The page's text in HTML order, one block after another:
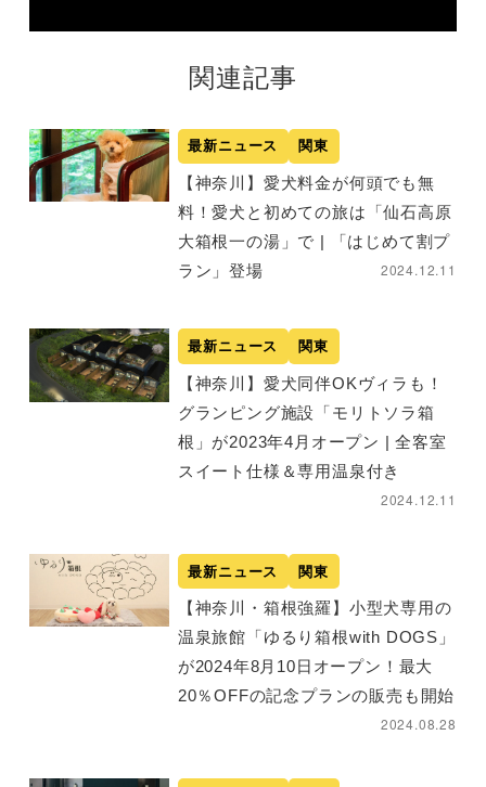
関連記事
最新ニュース 関東
【神奈川】愛犬料金が何頭でも無
料！愛犬と初めての旅は「仙石高原
大箱根一の湯」で | 「はじめて割プ
ラン」登場
2024.12.11
最新ニュース 関東
【神奈川】愛犬同伴OKヴィラも！
グランピング施設「モリトソラ箱
根」が2023年4月オープン | 全客室
スイート仕様＆専用温泉付き
2024.12.11
最新ニュース 関東
【神奈川・箱根強羅】小型犬専用の
温泉旅館「ゆるり箱根with DOGS」
が2024年8月10日オープン！最大
20％OFFの記念プランの販売も開始
2024.08.28